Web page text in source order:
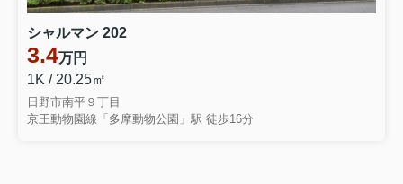
シャルマン 202
3.4万円
1K / 20.25㎡
日野市南平９丁目
京王動物園線「多摩動物公園」駅 徒歩16分